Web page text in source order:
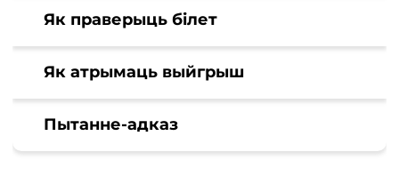
Як праверыць білет
Як атрымаць выйгрыш
Пытанне-адказ